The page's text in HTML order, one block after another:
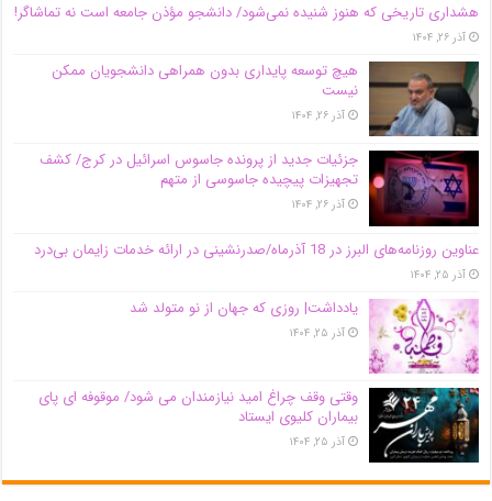
هشداری تاریخی که هنوز شنیده نمی‌شود/ دانشجو مؤذن جامعه است نه تماشاگر!
آذر ۲۶, ۱۴۰۴
هیچ توسعه پایداری بدون همراهی دانشجویان ممکن
نیست
آذر ۲۶, ۱۴۰۴
جزئیات جدید از پرونده جاسوس اسرائیل در کرج/‌ کشف
تجهیزات پیچیده جاسوسی از متهم
آذر ۲۶, ۱۴۰۴
عناوین روزنامه‌های البرز در ‌18 آذرماه/صدرنشینی در ارائه خدمات زایمان بی‌درد
آذر ۲۵, ۱۴۰۴
یادداشت| روزی که جهان از نو متولد شد
آذر ۲۵, ۱۴۰۴
وقتی وقف چراغ امید نیازمندان می شود/ موقوفه ای پای
بیماران کلیوی ایستاد
آذر ۲۵, ۱۴۰۴